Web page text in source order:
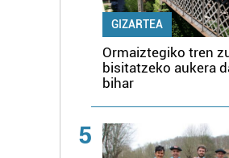
GIZARTEA
Ormaiztegiko tren
bisitatzeko aukera
bihar
5